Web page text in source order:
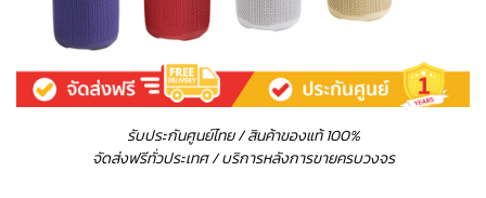
รับประกันศูนย์ไทย / สินค้าของแท้ 100%
จัดส่งฟรีทั่วประเทศ / บริการหลังการขายครบวงจร